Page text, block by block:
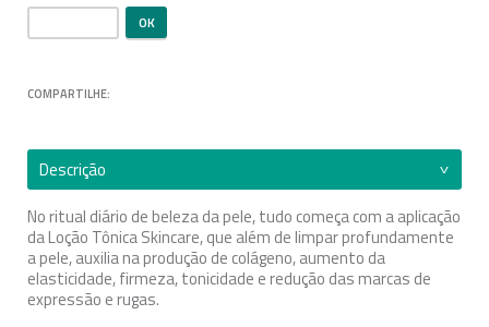
COMPARTILHE:
Descrição
No ritual diário de beleza da pele, tudo começa com a aplicação
da Loção Tônica Skincare, que além de limpar profundamente
a pele, auxilia na produção de colágeno, aumento da
elasticidade, firmeza, tonicidade e redução das marcas de
expressão e rugas.